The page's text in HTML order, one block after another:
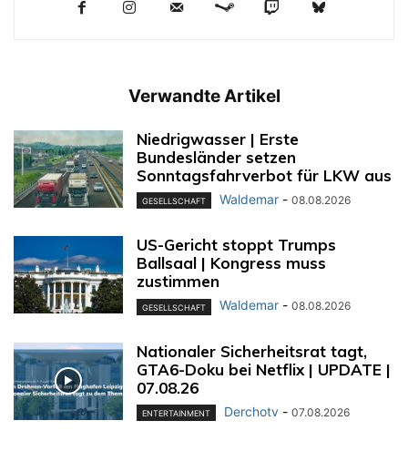
Verwandte Artikel
Niedrigwasser | Erste
Bundesländer setzen
Sonntagsfahrverbot für LKW aus
GESELLSCHAFT Waldemar - 08.08.2026
US-Gericht stoppt Trumps
Ballsaal | Kongress muss
zustimmen
GESELLSCHAFT Waldemar - 08.08.2026
Nationaler Sicherheitsrat tagt,
GTA6-Doku bei Netflix | UPDATE |
07.08.26
ENTERTAINMENT Derchotv - 07.08.2026